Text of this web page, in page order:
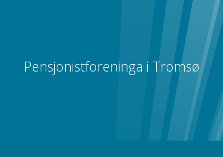
Pensjonistforeninga i Tromsø